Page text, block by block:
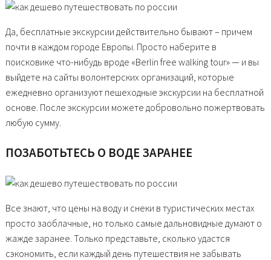
Да, бесплатные экскурсии действительно бывают – причем
почти в каждом городе Европы. Просто наберите в
поисковике что-нибудь вроде «Berlin free walking tour» — и вы
выйдете на сайты волонтерских организаций, которые
ежедневно организуют пешеходные экскурсии на бесплатной
основе. После экскурсии можете добровольно пожертвовать
любую сумму.
ПОЗАБОТЬТЕСЬ О ВОДЕ ЗАРАНЕЕ
Все знают, что цены на воду и снеки в туристических местах
просто заоблачные, но только самые дальновидные думают о
жажде заранее. Только представьте, сколько удастся
сэкономить, если каждый день путешествия не забывать